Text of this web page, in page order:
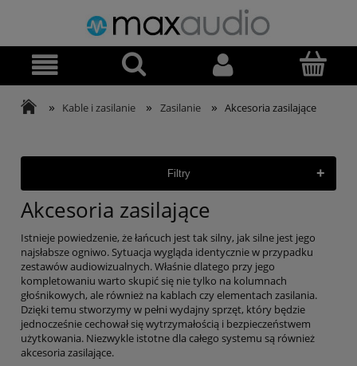
» Kable i zasilanie » Zasilanie » Akcesoria zasilające
Filtry +
Akcesoria zasilające
Istnieje powiedzenie, że łańcuch jest tak silny, jak silne jest jego
najsłabsze ogniwo. Sytuacja wygląda identycznie w przypadku
zestawów audiowizualnych. Właśnie dlatego przy jego
kompletowaniu warto skupić się nie tylko na kolumnach
głośnikowych, ale również na kablach czy elementach zasilania.
Dzięki temu stworzymy w pełni wydajny sprzęt, który będzie
jednocześnie cechował się wytrzymałością i bezpieczeństwem
użytkowania. Niezwykle istotne dla całego systemu są również
akcesoria zasilające.